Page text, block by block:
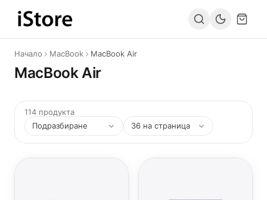
Към съдържанието
Начало MacBook MacBook Air
MacBook Air
114 продукта